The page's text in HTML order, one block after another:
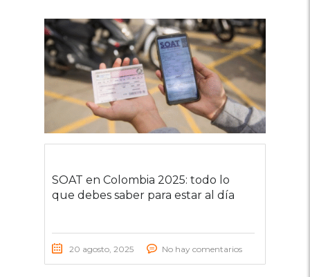
SOAT en Colombia 2025: todo lo
que debes saber para estar al día
20 agosto, 2025 No hay comentarios